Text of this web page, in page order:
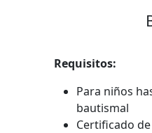
Requisitos:
Para niños
bautismal
Certificado